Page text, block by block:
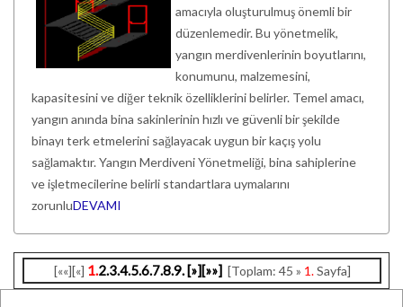
amacıyla oluşturulmuş önemli bir
düzenlemedir. Bu yönetmelik,
yangın merdivenlerinin boyutlarını,
konumunu, malzemesini,
kapasitesini ve diğer teknik özelliklerini belirler. Temel amacı,
yangın anında bina sakinlerinin hızlı ve güvenli bir şekilde
binayı terk etmelerini sağlayacak uygun bir kaçış yolu
sağlamaktır. Yangın Merdiveni Yönetmeliği, bina sahiplerine
ve işletmecilerine belirli standartlara uymalarını
zorunluDEVAMI
[««][«] 1.2.3.4.5.6.7.8.9.[»][»»] [Toplam: 45 » 1.Sayfa]